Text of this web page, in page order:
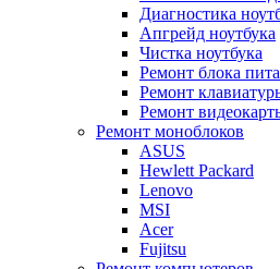
Диагностика
Апгрейд ноутбука
Чистка ноутбука
Ремонт блока
Ремонт
Ремонт
Ремонт моноблоков
ASUS
Hewlett Packard
Lenovo
MSI
Acer
Fujitsu